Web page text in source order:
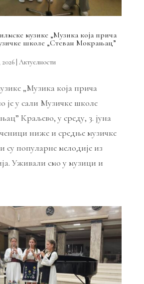
музике „Музика која прича
школе „Стеван Мокрањац”
2026| Актуелности
„Музика која прича
је у сали Музичке школе
Краљево, у среду, 3. јуна
ниже и средње музичке
су популарне мелодије из
Уживали смо у музици и